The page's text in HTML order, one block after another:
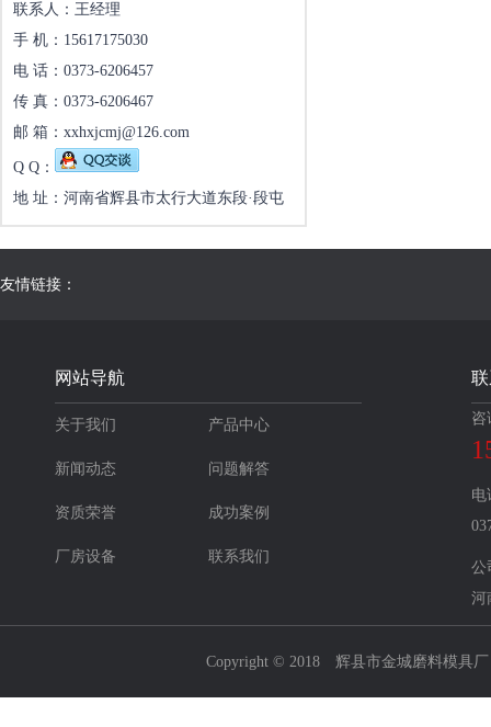
联系人：王经理
手 机：15617175030
电 话：0373-6206457
传 真：0373-6206467
邮 箱：xxhxjcmj@126.com
Q Q：
地 址：河南省辉县市太行大道东段·段屯
友情链接：
网站导航
关于我们 产品中心
新闻动态 问题解答
资质荣誉 成功案例
厂房设备 联系我们
咨
电
公
河
Copyright © 2018 辉县市金城磨料模具